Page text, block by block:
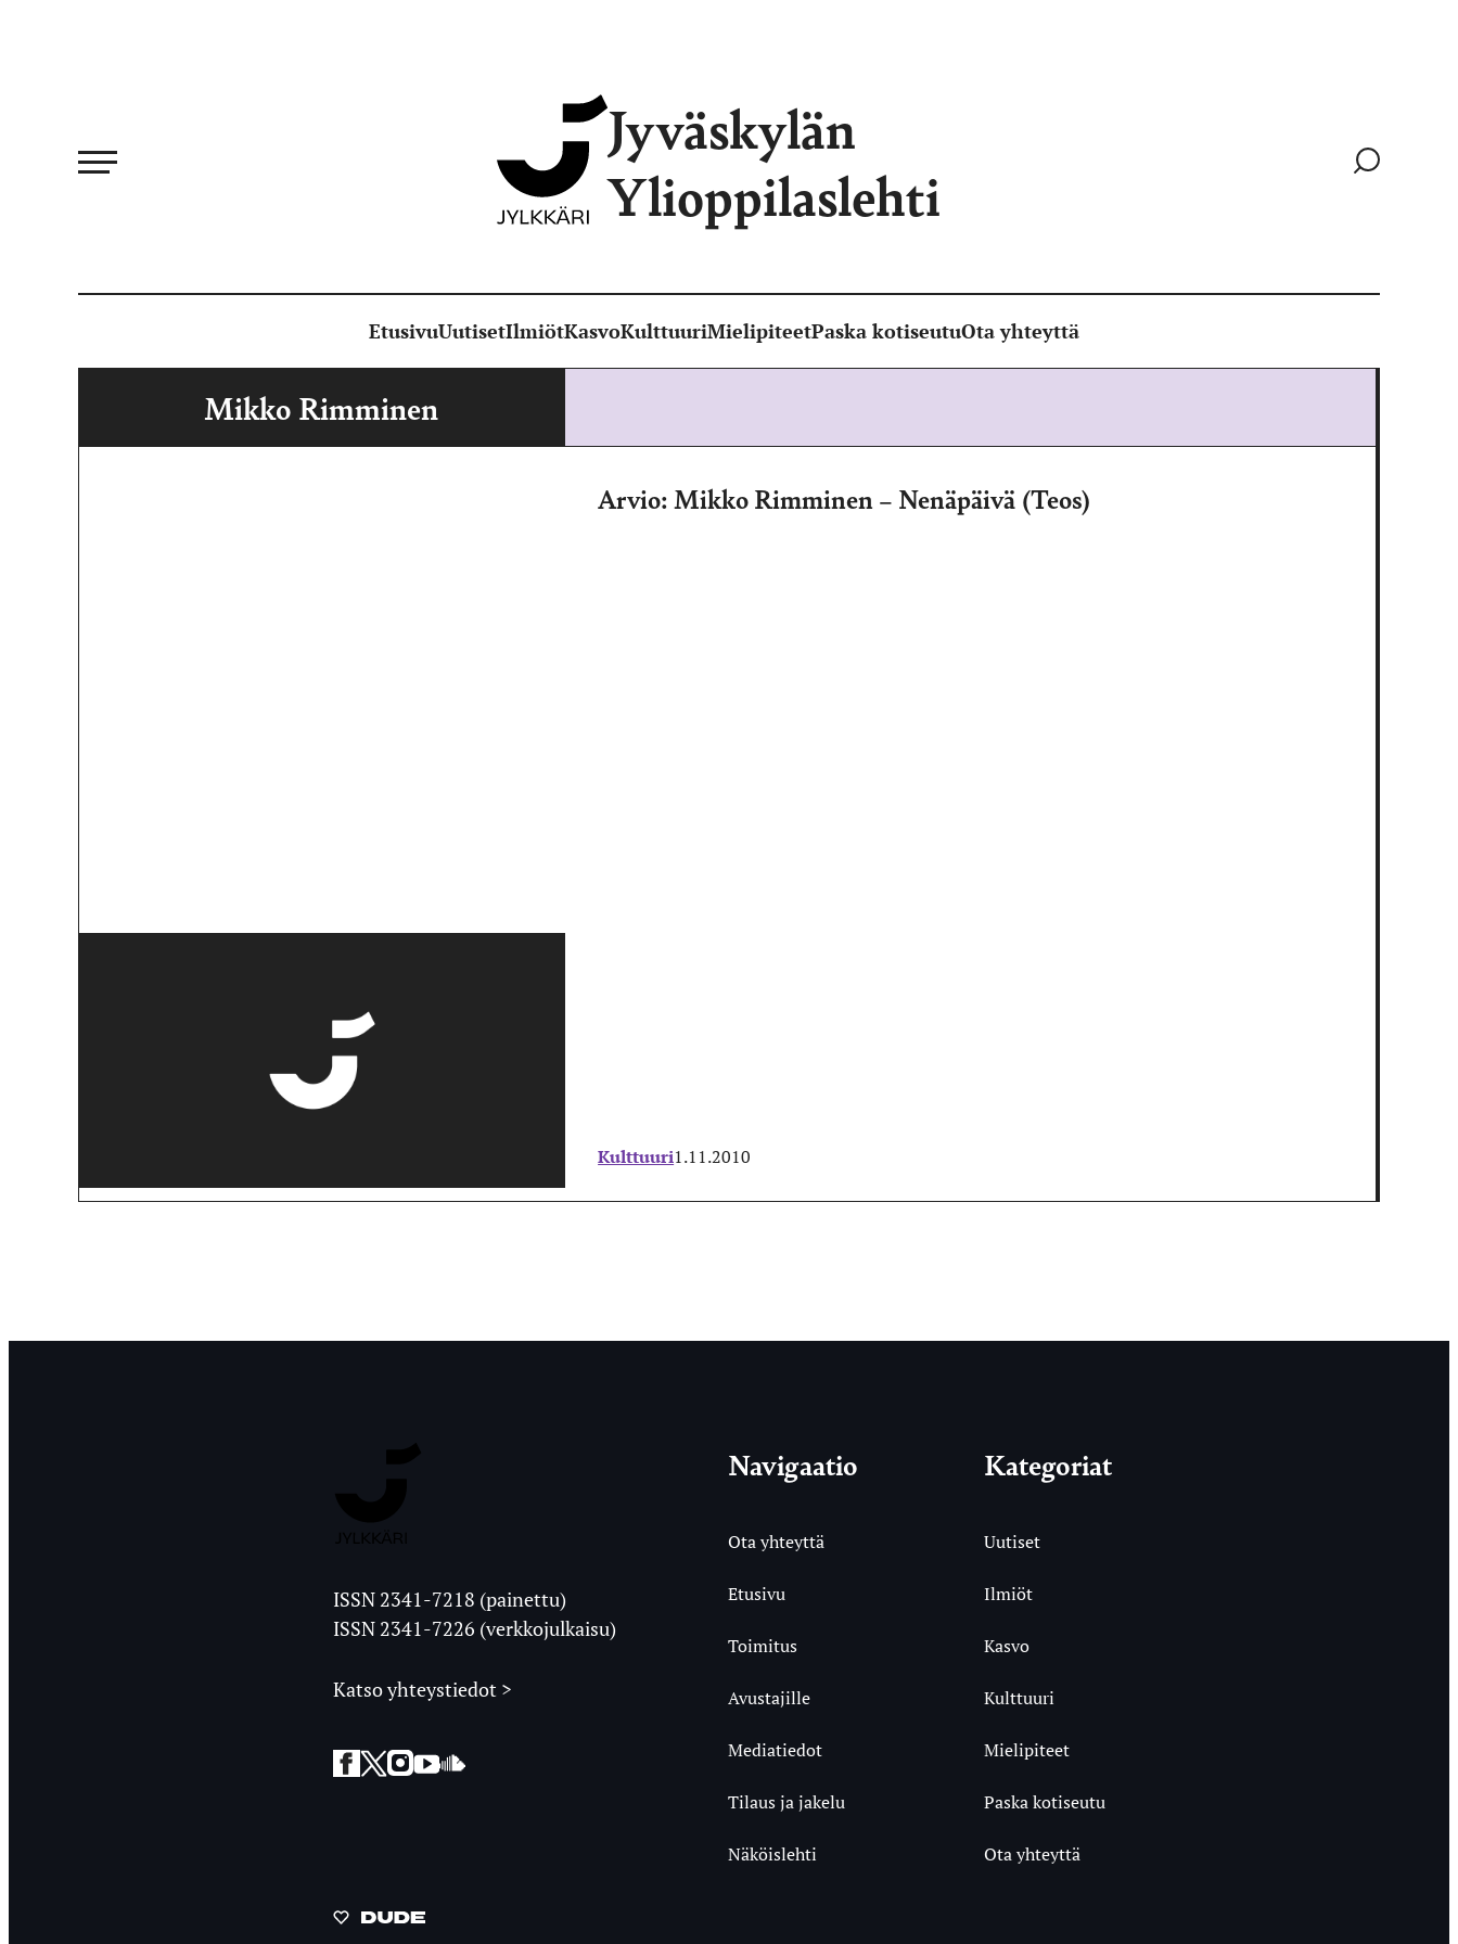
Jyväskylän
Ylioppilaslehti
Siirry
EtusivuUutisetIlmiötKasvoKulttuuriMielipiteetPaska kotiseutuOta yhteyttä
Mikko Rimminen
Arvio: Mikko Rimminen – Nenäpäivä (Teos)
Kulttuuri1.11.2010
Ylioppilaslehti
ISSN 2341-7218 (painettu)
ISSN 2341-7226 (verkkojulkaisu)
Katso yhteystiedot >
Facebook
Twitter
Instagram
YouTubeSoundCloud
Navigaatio
Ota yhteyttä
Etusivu
Toimitus
Avustajille
Mediatiedot
Tilaus ja jakelu
Näköislehti
Kategoriat
Uutiset
Ilmiöt
Kasvo
Kulttuuri
Mielipiteet
Paska kotiseutu
Ota yhteyttä